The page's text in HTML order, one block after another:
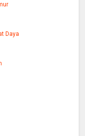
Daya